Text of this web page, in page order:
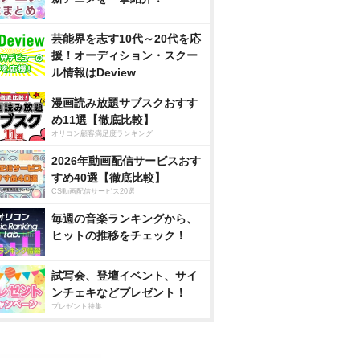
芸能界を志す10代～20代を応
援！オーディション・スクー
ル情報はDeview
漫画読み放題サブスクおすす
め11選【徹底比較】
オリコン顧客満足度ランキング
2026年動画配信サービスおす
すめ40選【徹底比較】
CS動画配信サービス20選
毎週の音楽ランキングから、
ヒットの推移をチェック！
試写会、登壇イベント、サイ
ンチェキなどプレゼント！
プレゼント特集